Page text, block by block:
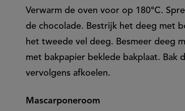
Verwarm de oven voor op 180°C.
de chocolade. Bestrijk het deeg met
het tweede vel deeg. Besmeer deeg
met bakpapier beklede bakplaat. Bak
vervolgens afkoelen.
Mascarponeroom